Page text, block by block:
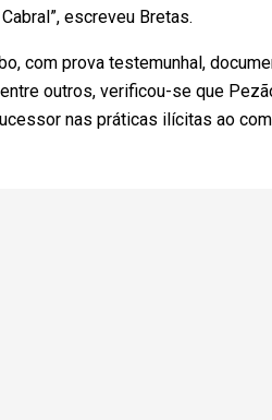
escreveu Bretas.
com prova testemunhal,
outros, verificou-se que
nas práticas ilícitas ao